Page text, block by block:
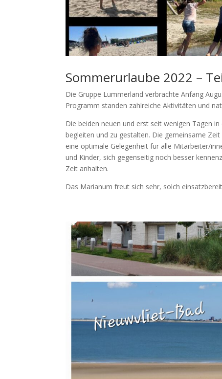
Sommerurlaube 2022 –
Die Gruppe Lummerland verbrachte Anfang
Programm standen zahlreiche Aktivitäten und
Die beiden neuen und erst seit wenigen Tagen
begleiten und zu gestalten. Die gemeinsame
eine optimale Gelegenheit für alle Mitarbeiter/
und Kinder, sich gegenseitig noch besser
Zeit anhalten.
Das Marianum freut sich sehr, solch